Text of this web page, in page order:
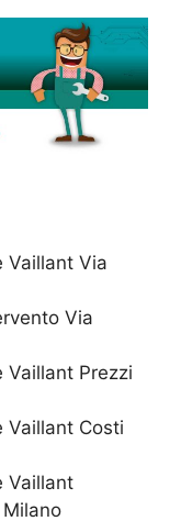
Vaillant Via
Via
Vaillant Prezzi
Vaillant Costi
Vaillant